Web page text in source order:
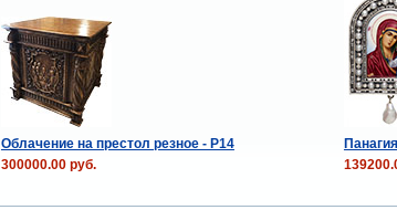
Облачение на престол резное - P14
300000.00 руб.